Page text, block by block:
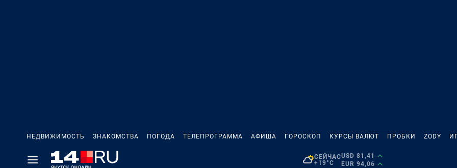
НЕДВИЖИМОСТЬ ЗНАКОМСТВА ПОГОДА ТЕЛЕПРОГРАММА АФИША ГОРОСКОП КУРСЫ ВАЛЮТ ПРОБКИ ZODY
СЕЙЧАС
+19°C
USD 81,41
EUR 94,06